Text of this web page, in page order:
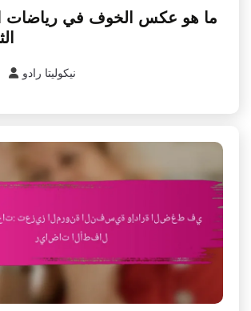
ما هو عكس الخوف في رياضات
نيكوليتا رادو